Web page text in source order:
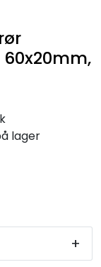
lager
+